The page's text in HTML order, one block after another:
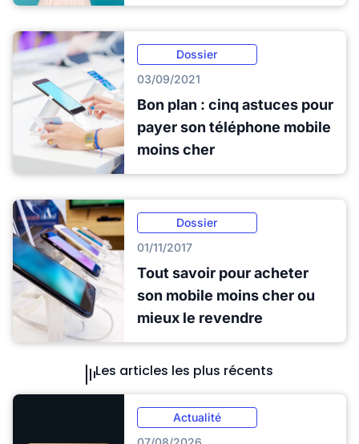
Dossier
03/09/2021
Bon plan : cinq astuces pour
payer son téléphone mobile
moins cher
Dossier
01/11/2017
Tout savoir pour acheter
son mobile moins cher ou
mieux le revendre
Les articles les plus récents
Actualité